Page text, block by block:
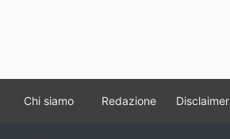
Chi siamo Redazione Disclaimer